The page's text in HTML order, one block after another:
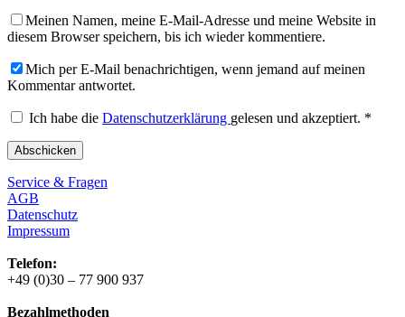
Meinen Namen, meine E-Mail-Adresse und meine Website in
diesem Browser speichern, bis ich wieder kommentiere.
Mich per E-Mail benachrichtigen, wenn jemand auf meinen
Kommentar antwortet.
Ich habe die Datenschutzerklärung gelesen und akzeptiert. *
Service & Fragen
AGB
Datenschutz
Impressum
Telefon:
+49 (0)30 – 77 900 937
Bezahlmethoden